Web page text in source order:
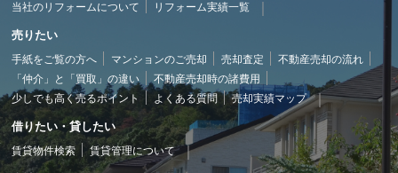
当社のリフォームについて リフォーム実績一覧
売りたい
手紙をご覧の方へ マンションのご売却 売却査定
不動産売却の流れ
「仲介」と「買取」の違い
不動産売却時の諸費用
少しでも高く売るポイント
よくある質問 売却実績マップ
借りたい・貸したい
賃貸物件検索 賃貸管理について